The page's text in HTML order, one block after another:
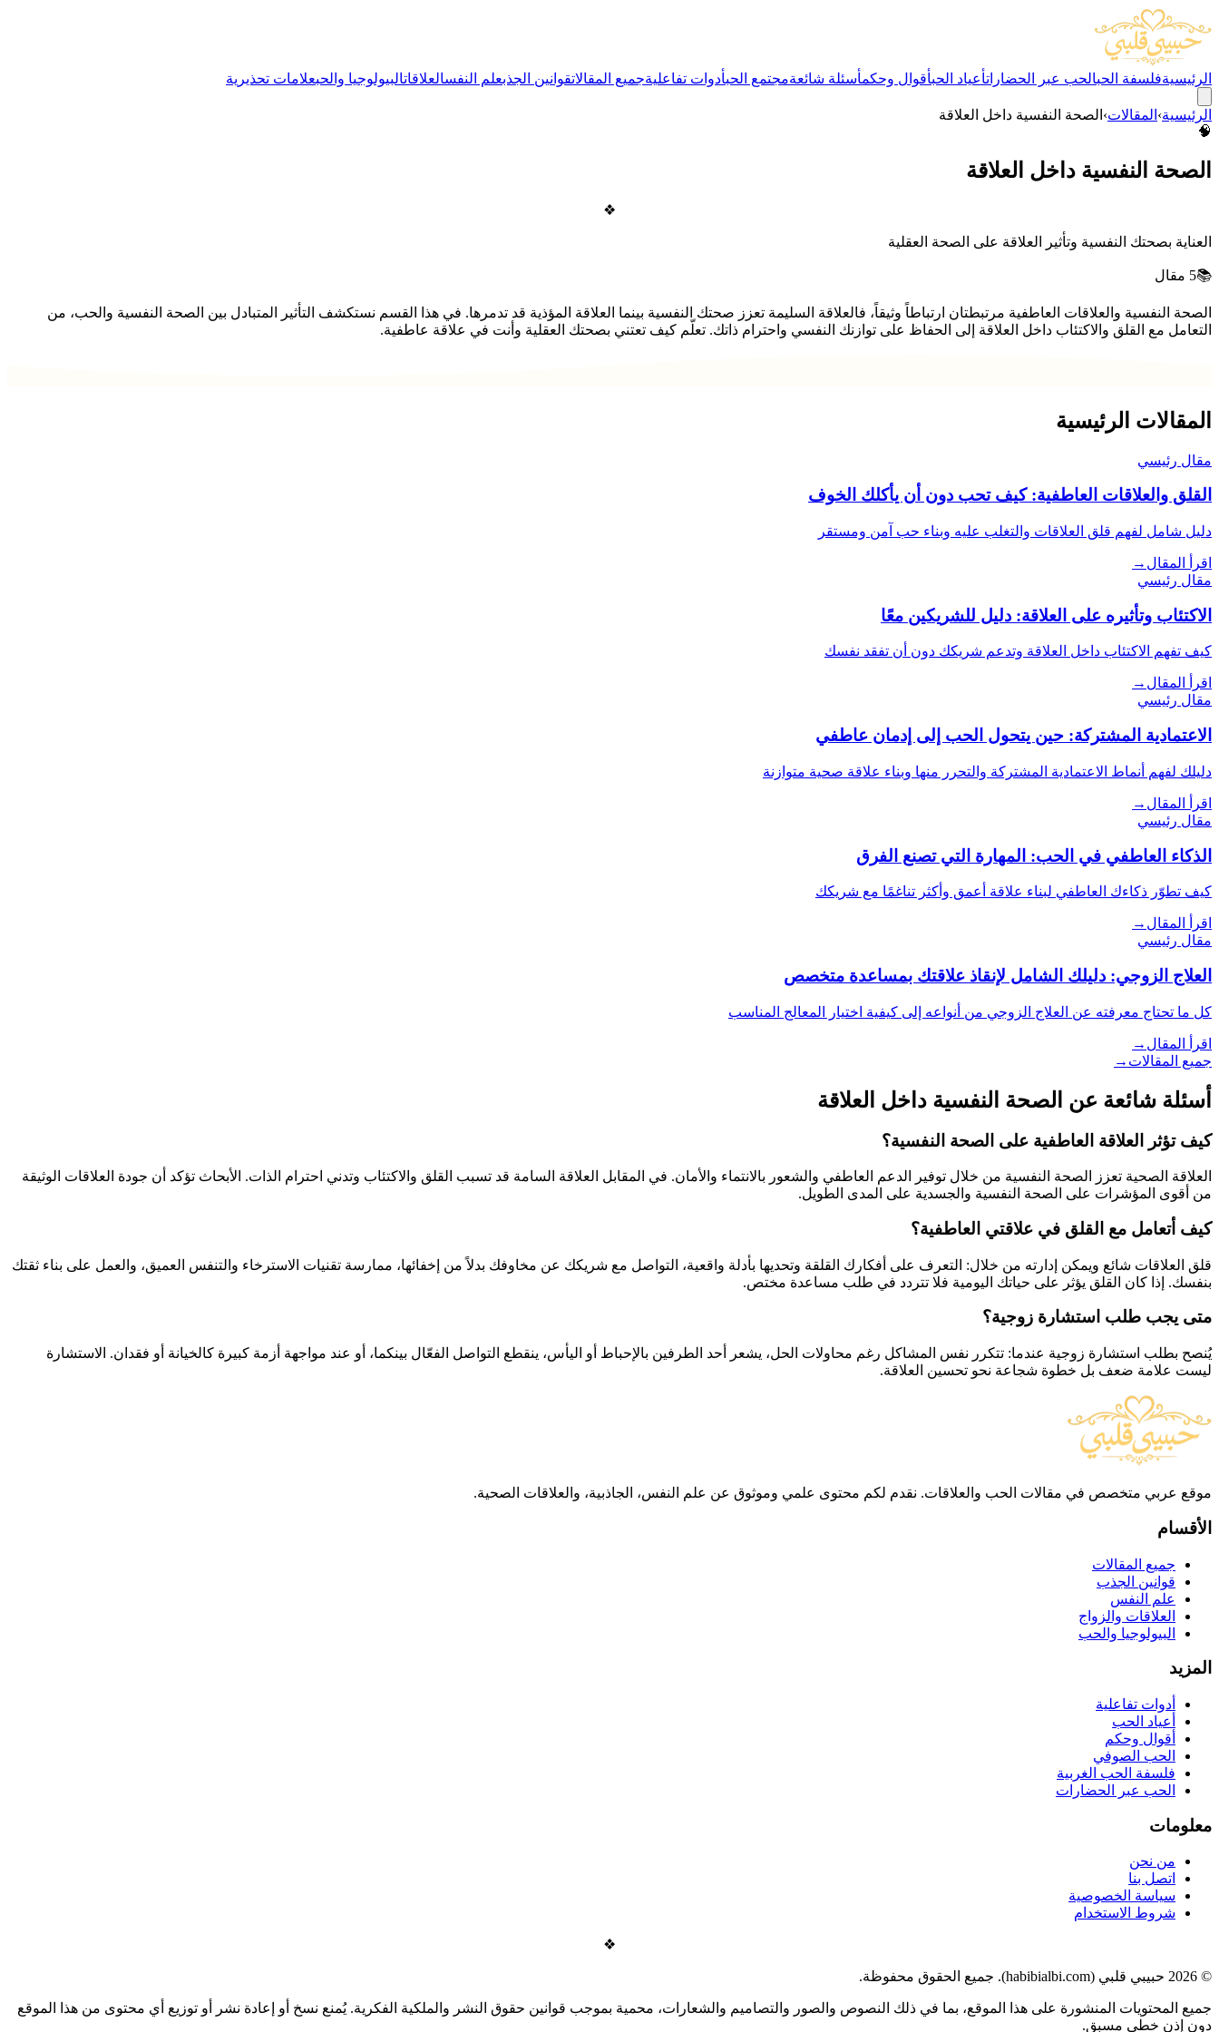
الرئيسيةفلسفة الحبالحب عبر الحضاراتأعياد الحبأقوال وحكمأسئلة شائعةمجتمع الحبأدوات تفاعليةجميع المقالاتقوانين الجذبعلم النفسالعلاقاتالبيولوجيا والحبعلامات تحذيرية
الرئيسية› المقالات› الصحة النفسية داخل العلاقة
🧠
الصحة النفسية داخل العلاقة
❖
العناية بصحتك النفسية وتأثير العلاقة على الصحة العقلية
📚
5 مقال
الصحة النفسية والعلاقات العاطفية مرتبطتان ارتباطاً وثيقاً، فالعلاقة السليمة تعزز صحتك النفسية بينما العلاقة المؤذية قد تدمرها. في هذا القسم نستكشف التأثير المتبادل بين الصحة النفسية والحب، من
التعامل مع القلق والاكتئاب داخل العلاقة إلى الحفاظ على توازنك النفسي واحترام ذاتك. تعلّم كيف تعتني بصحتك العقلية وأنت في علاقة عاطفية.
المقالات الرئيسية
مقال رئيسي
القلق والعلاقات العاطفية: كيف تحب دون أن يأكلك الخوف
دليل شامل لفهم قلق العلاقات والتغلب عليه وبناء حب آمن ومستقر
اقرأ المقال →
مقال رئيسي
الاكتئاب وتأثيره على العلاقة: دليل للشريكين معًا
كيف تفهم الاكتئاب داخل العلاقة وتدعم شريكك دون أن تفقد نفسك
اقرأ المقال →
مقال رئيسي
الاعتمادية المشتركة: حين يتحول الحب إلى إدمان عاطفي
دليلك لفهم أنماط الاعتمادية المشتركة والتحرر منها وبناء علاقة صحية متوازنة
اقرأ المقال →
مقال رئيسي
الذكاء العاطفي في الحب: المهارة التي تصنع الفرق
كيف تطوّر ذكاءك العاطفي لبناء علاقة أعمق وأكثر تناغمًا مع شريكك
اقرأ المقال →
مقال رئيسي
العلاج الزوجي: دليلك الشامل لإنقاذ علاقتك بمساعدة متخصص
كل ما تحتاج معرفته عن العلاج الزوجي من أنواعه إلى كيفية اختيار المعالج المناسب
اقرأ المقال →
جميع المقالات →
أسئلة شائعة عن الصحة النفسية داخل العلاقة
كيف تؤثر العلاقة العاطفية على الصحة النفسية؟
العلاقة الصحية تعزز الصحة النفسية من خلال توفير الدعم العاطفي والشعور بالانتماء والأمان. في المقابل العلاقة السامة قد تسبب القلق والاكتئاب وتدني احترام الذات. الأبحاث تؤكد أن جودة العلاقات الوثيقة
من أقوى المؤشرات على الصحة النفسية والجسدية على المدى الطويل.
كيف أتعامل مع القلق في علاقتي العاطفية؟
قلق العلاقات شائع ويمكن إدارته من خلال: التعرف على أفكارك القلقة وتحديها بأدلة واقعية، التواصل مع شريكك عن مخاوفك بدلاً من إخفائها، ممارسة تقنيات الاسترخاء والتنفس العميق، والعمل على بناء ثقتك
بنفسك. إذا كان القلق يؤثر على حياتك اليومية فلا تتردد في طلب مساعدة مختص.
متى يجب طلب استشارة زوجية؟
يُنصح بطلب استشارة زوجية عندما: تتكرر نفس المشاكل رغم محاولات الحل، يشعر أحد الطرفين بالإحباط أو اليأس، ينقطع التواصل الفعّال بينكما، أو عند مواجهة أزمة كبيرة كالخيانة أو فقدان. الاستشارة
ليست علامة ضعف بل خطوة شجاعة نحو تحسين العلاقة.
موقع عربي متخصص في مقالات الحب والعلاقات. نقدم لكم محتوى علمي وموثوق عن علم النفس، الجاذبية، والعلاقات الصحية.
الأقسام
جميع المقالات
قوانين الجذب
علم النفس
العلاقات والزواج
البيولوجيا والحب
المزيد
أدوات تفاعلية
أعياد الحب
أقوال وحكم
الحب الصوفي
فلسفة الحب الغربية
الحب عبر الحضارات
معلومات
من نحن
اتصل بنا
سياسة الخصوصية
شروط الاستخدام
❖
©
2026 حبيبي قلبي (habibialbi.com). جميع الحقوق محفوظة.
جميع المحتويات المنشورة على هذا الموقع، بما في ذلك النصوص والصور والتصاميم والشعارات، محمية بموجب قوانين حقوق النشر والملكية الفكرية. يُمنع نسخ أو إعادة نشر أو توزيع أي محتوى من هذا الموقع
دون إذن خطي مسبق.